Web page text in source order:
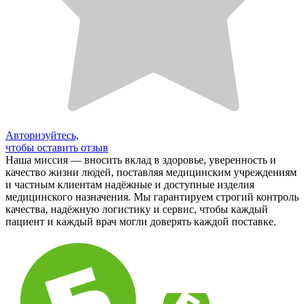
Авторизуйтесь,
чтобы оставить отзыв
Наша миссия — вносить вклад в здоровье, уверенность и
качество жизни людей, поставляя медицинским учреждениям
и частным клиентам надёжные и доступные изделия
медицинского назначения. Мы гарантируем строгий контроль
качества, надёжную логистику и сервис, чтобы каждый
пациент и каждый врач могли доверять каждой поставке.